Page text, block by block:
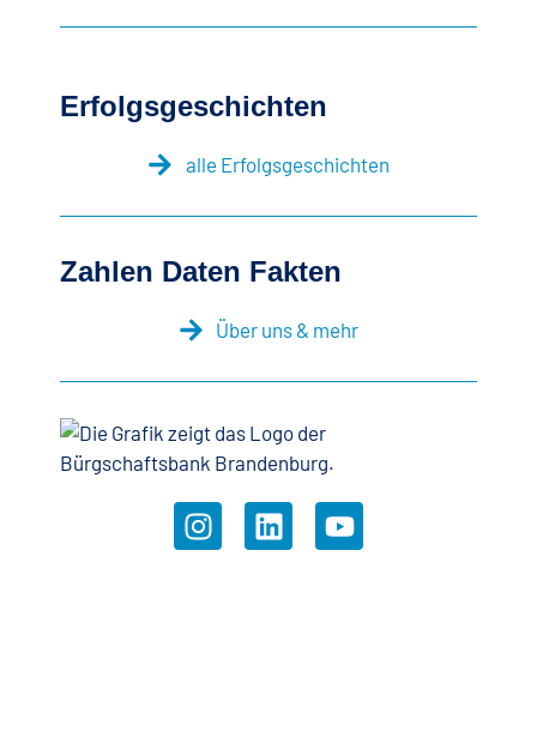
Erfolgsgeschichten
alle Erfolgsgeschichten
Zahlen Daten Fakten
Über uns & mehr